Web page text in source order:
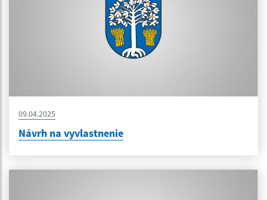
09.04.2025
Návrh na vyvlastnenie